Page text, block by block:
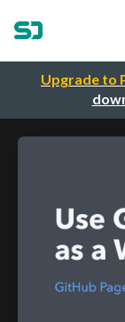
Upgrade to